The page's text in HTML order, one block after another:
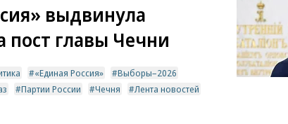
выдвинула
пост главы Чечни
«Единая Россия»
Выборы–2026
Партии России Чечня Лента новостей